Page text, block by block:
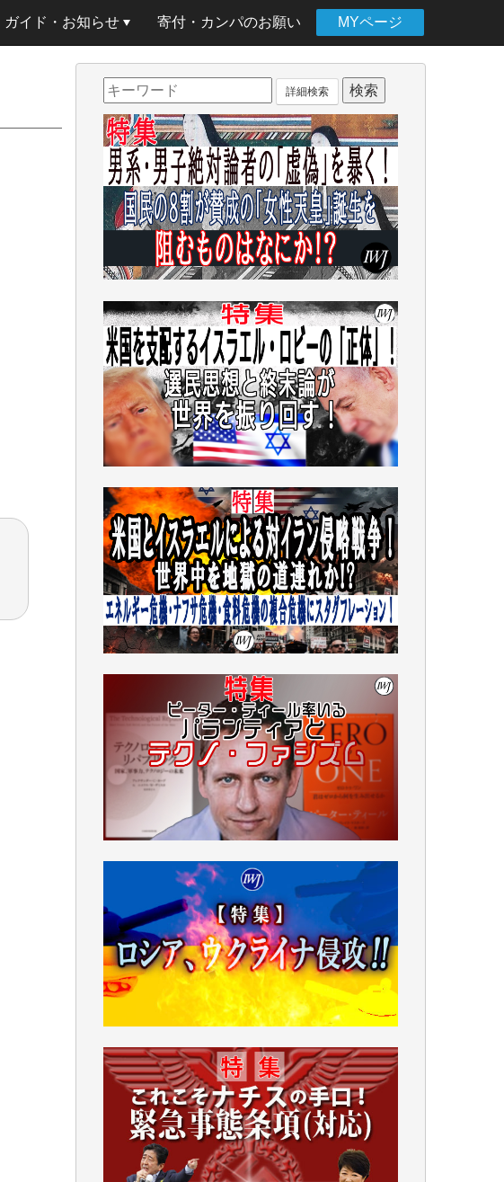
ガイド・お知らせ 寄付・カンパのお願い MYページ
詳細検索